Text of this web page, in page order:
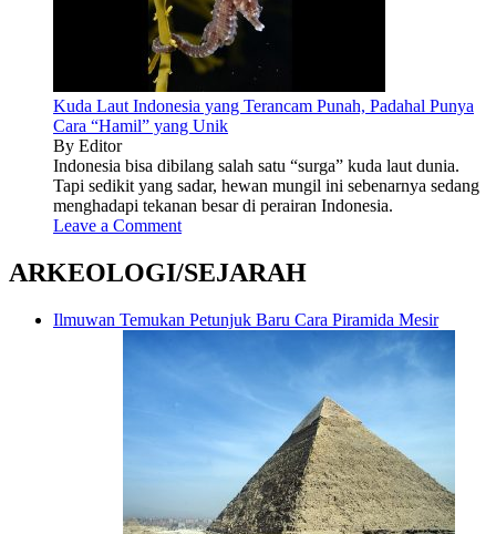
Kuda Laut Indonesia yang Terancam Punah, Padahal Punya
Cara “Hamil” yang Unik
By Editor
Indonesia bisa dibilang salah satu “surga” kuda laut dunia.
Tapi sedikit yang sadar, hewan mungil ini sebenarnya sedang
menghadapi tekanan besar di perairan Indonesia.
Leave a Comment
ARKEOLOGI/SEJARAH
Ilmuwan Temukan Petunjuk Baru Cara Piramida Mesir